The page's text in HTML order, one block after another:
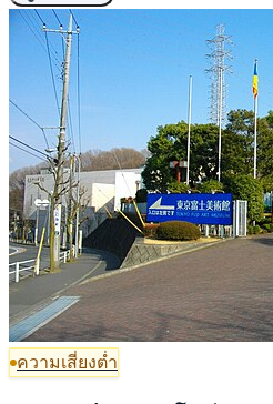
ความเสี่ยงต่ำ